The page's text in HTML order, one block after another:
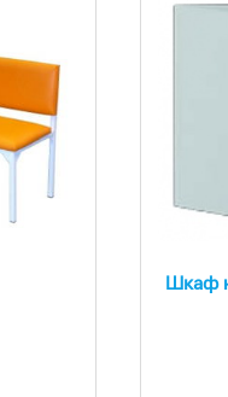
Шкаф